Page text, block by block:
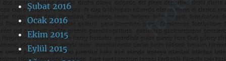
Şubat 2016
Ocak 2016
Ekim 2015
Eylül 2015